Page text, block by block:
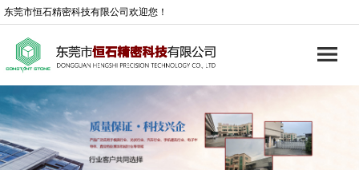
东莞市恒石精密科技有限公司欢迎您！